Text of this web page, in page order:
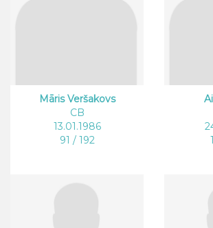
Māris Veršakovs
CB
13.01.1986
91 / 192